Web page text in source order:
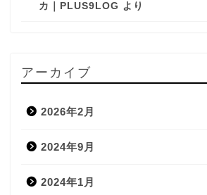
カ｜PLUS9LOG より
アーカイブ
2026年2月
2024年9月
2024年1月